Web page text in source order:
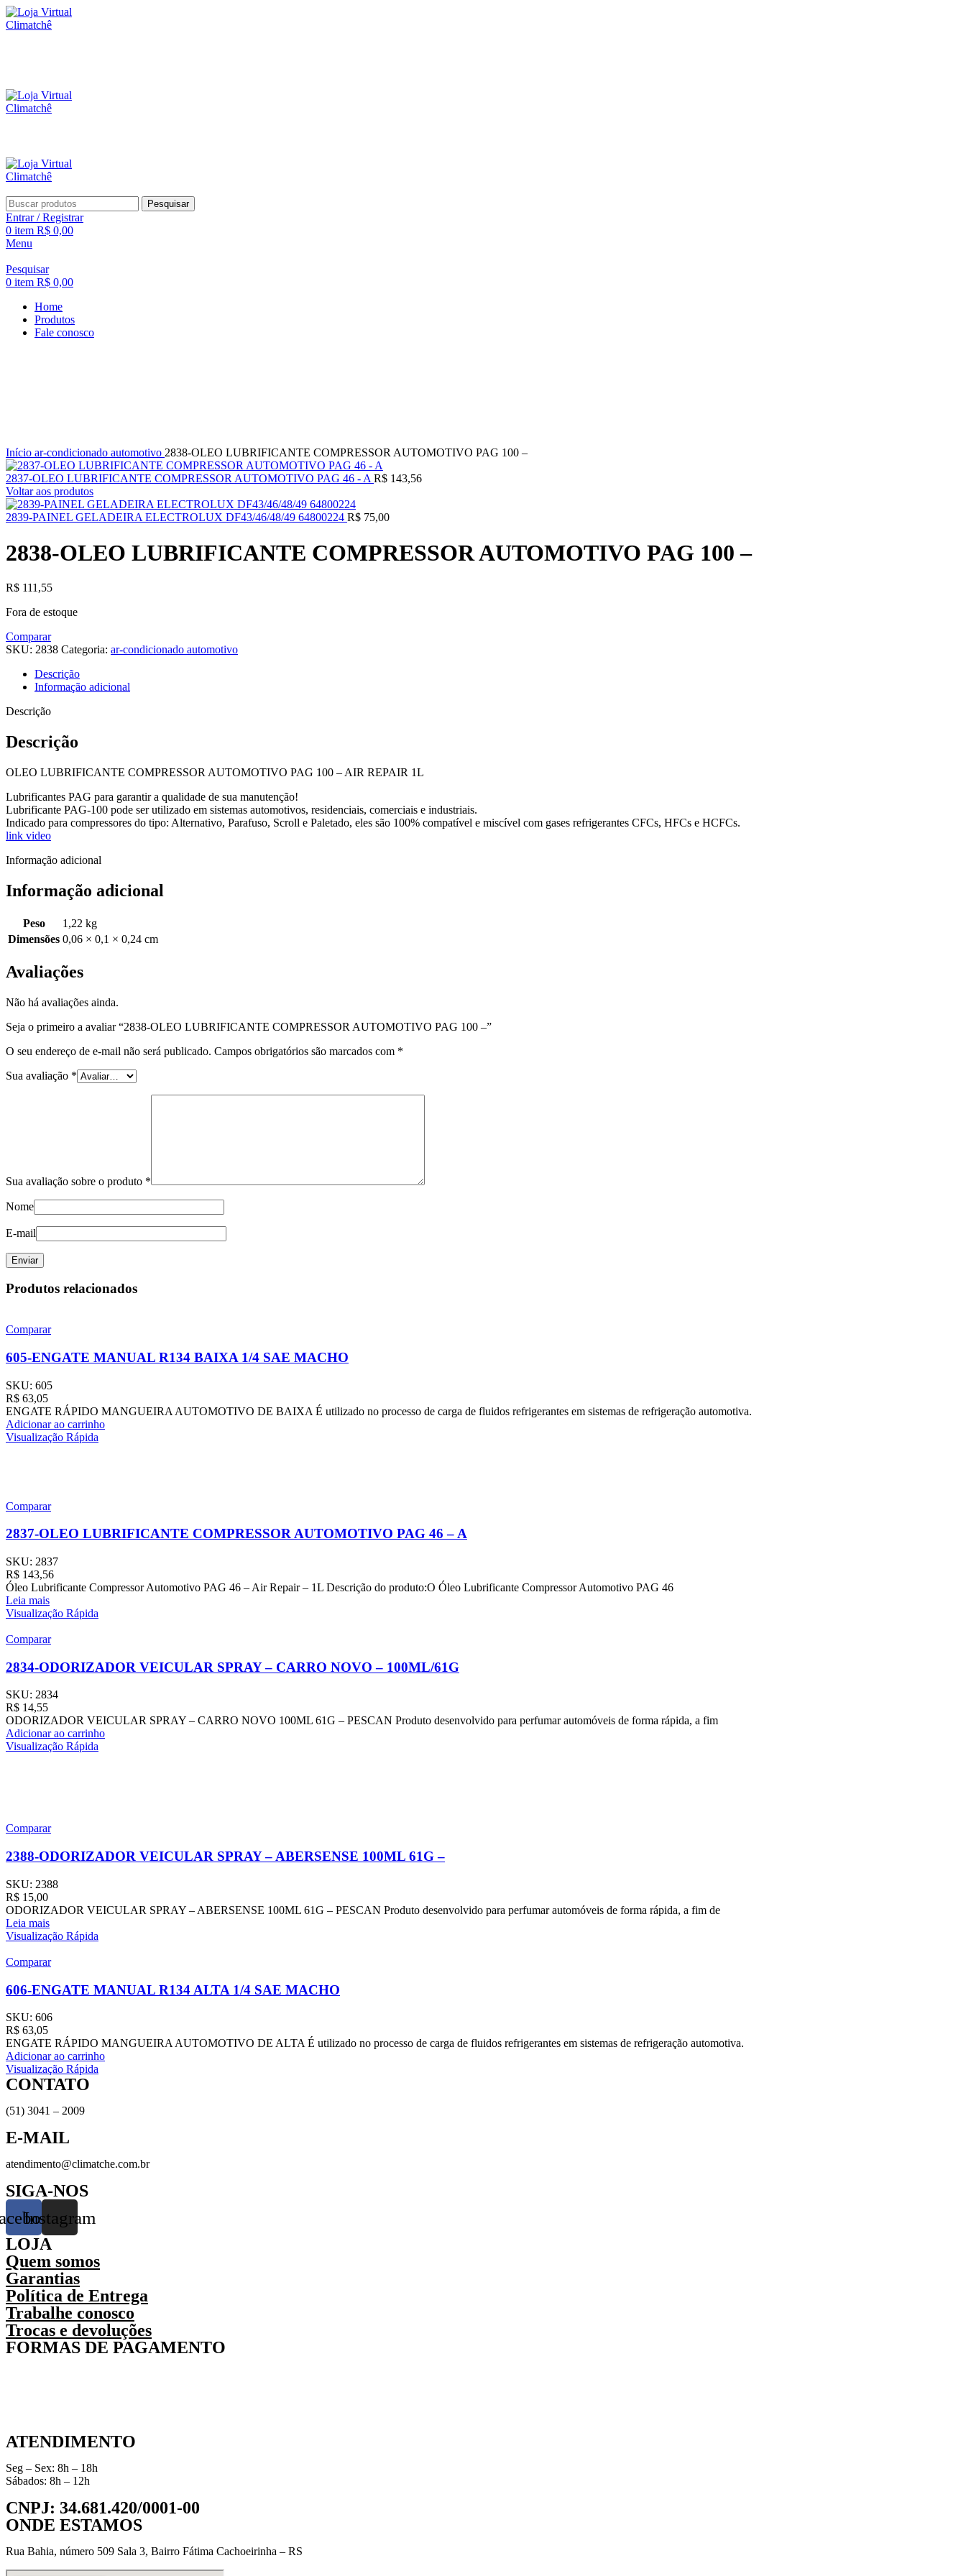
Pesquisar
Entrar / Registrar
0 item R$ 0,00
Menu
Pesquisar
0 item R$ 0,00
Home
Produtos
Fale conosco
Início ar-condicionado automotivo 2838-OLEO LUBRIFICANTE COMPRESSOR AUTOMOTIVO PAG 100 –
2837-OLEO LUBRIFICANTE COMPRESSOR AUTOMOTIVO PAG 46 - A R$ 143,56
Voltar aos produtos
2839-PAINEL GELADEIRA ELECTROLUX DF43/46/48/49 64800224 R$ 75,00
2838-OLEO LUBRIFICANTE COMPRESSOR AUTOMOTIVO PAG 100 –
R$ 111,55
Fora de estoque
Comparar
SKU: 2838 Categoria: ar-condicionado automotivo
Descrição
Informação adicional
Descrição
Descrição
OLEO LUBRIFICANTE COMPRESSOR AUTOMOTIVO PAG 100 – AIR REPAIR 1L
Lubrificantes PAG para garantir a qualidade de sua manutenção!
Lubrificante PAG-100 pode ser utilizado em sistemas automotivos, residenciais, comerciais e industriais.
Indicado para compressores do tipo: Alternativo, Parafuso, Scroll e Paletado, eles são 100% compatível e miscível com gases refrigerantes CFCs, HFCs e HCFCs.
link video
Informação adicional
Informação adicional
Peso
1,22 kg
Dimensões 0,06 × 0,1 × 0,24 cm
Avaliações
Não há avaliações ainda.
Seja o primeiro a avaliar “2838-OLEO LUBRIFICANTE COMPRESSOR AUTOMOTIVO PAG 100 –”
O seu endereço de e-mail não será publicado. Campos obrigatórios são marcados com *
Sua avaliação *
Sua avaliação sobre o produto *
Nome
E-mail
Produtos relacionados
Comparar
605-ENGATE MANUAL R134 BAIXA 1/4 SAE MACHO
SKU: 605
R$ 63,05
ENGATE RÁPIDO MANGUEIRA AUTOMOTIVO DE BAIXA É utilizado no processo de carga de fluidos refrigerantes em sistemas de refrigeração automotiva.
Adicionar ao carrinho
Visualização Rápida
Comparar
2837-OLEO LUBRIFICANTE COMPRESSOR AUTOMOTIVO PAG 46 – A
SKU: 2837
R$ 143,56
Óleo Lubrificante Compressor Automotivo PAG 46 – Air Repair – 1L Descrição do produto:O Óleo Lubrificante Compressor Automotivo PAG 46
Leia mais
Visualização Rápida
Comparar
2834-ODORIZADOR VEICULAR SPRAY – CARRO NOVO – 100ML/61G
SKU: 2834
R$ 14,55
ODORIZADOR VEICULAR SPRAY – CARRO NOVO 100ML 61G – PESCAN Produto desenvolvido para perfumar automóveis de forma rápida, a fim
Adicionar ao carrinho
Visualização Rápida
Comparar
2388-ODORIZADOR VEICULAR SPRAY – ABERSENSE 100ML 61G –
SKU: 2388
R$ 15,00
ODORIZADOR VEICULAR SPRAY – ABERSENSE 100ML 61G – PESCAN Produto desenvolvido para perfumar automóveis de forma rápida, a fim de
Leia mais
Visualização Rápida
Comparar
606-ENGATE MANUAL R134 ALTA 1/4 SAE MACHO
SKU: 606
R$ 63,05
ENGATE RÁPIDO MANGUEIRA AUTOMOTIVO DE ALTA É utilizado no processo de carga de fluidos refrigerantes em sistemas de refrigeração automotiva.
Adicionar ao carrinho
Visualização Rápida
CONTATO
(51) 3041 – 2009
E-MAIL
atendimento@climatche.com.br
SIGA-NOS
Instagram
LOJA
Quem somos
Garantias
Política de Entrega
Trabalhe conosco
Trocas e devoluções
FORMAS DE PAGAMENTO
ATENDIMENTO
Seg – Sex: 8h – 18h
Sábados: 8h – 12h
CNPJ: 34.681.420/0001-00
ONDE ESTAMOS
Rua Bahia, número 509 Sala 3, Bairro Fátima Cachoeirinha – RS